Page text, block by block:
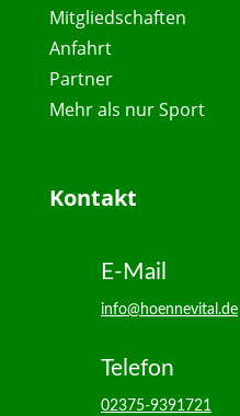
Mitgliedschaften
Anfahrt
Partner
Mehr als nur Sport
Kontakt
E-Mail
info@hoennevital.de
Telefon
02375-9391721